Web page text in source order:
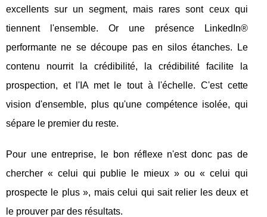
excellents sur un segment, mais rares sont ceux qui
tiennent l'ensemble. Or une présence LinkedIn®
performante ne se découpe pas en silos étanches. Le
contenu nourrit la crédibilité, la crédibilité facilite la
prospection, et l'IA met le tout à l'échelle. C'est cette
vision d'ensemble, plus qu'une compétence isolée, qui
sépare le premier du reste.
Pour une entreprise, le bon réflexe n'est donc pas de
chercher « celui qui publie le mieux » ou « celui qui
prospecte le plus », mais celui qui sait relier les deux et
le prouver par des résultats.